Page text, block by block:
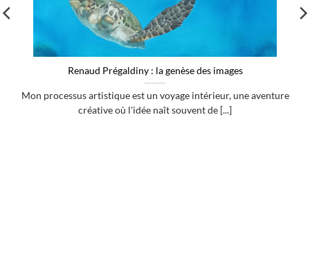
Renaud Prégaldiny : la genèse des images
Mon processus artistique est un voyage intérieur, une aventure
créative où l'idée naît souvent de [...]